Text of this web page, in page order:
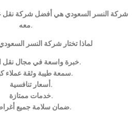
شركة النسر السعودي هي أفضل شركة نقل
معه.
لماذا تختار شركة النسر
خبرة واسعة في مجال نقل العفش.
سمعة طيبة وثقة عملاء كبيرة.
أسعار تنافسية.
خدمات ممتازة.
ضمان سلامة جميع أغراضك.